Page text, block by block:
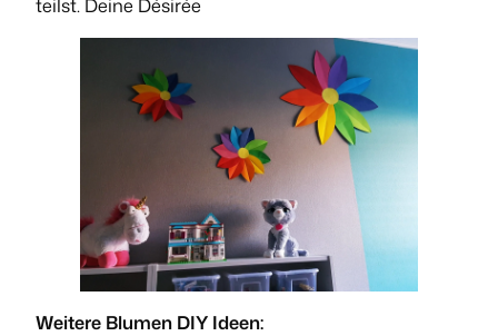
teilst. Deine Désirée
Weitere Blumen DIY Ideen: